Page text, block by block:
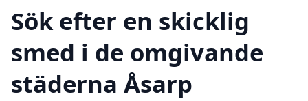
Sök efter en skicklig
smed i de omgivande
städerna Åsarp